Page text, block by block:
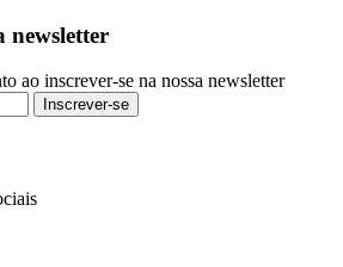
newsletter
ao inscrever-se na nossa newsletter
Inscrever-se